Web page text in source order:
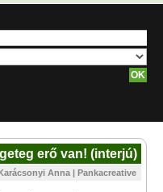
erő van! (interjú)
Anna | Pankacreative